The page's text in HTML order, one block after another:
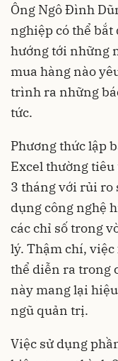
Ông Ngô Đình
nghiệp có thể
hướng tới những
mua hàng nào
trình ra những
tức.
Phương thức lập
Excel thường
3 tháng với rủi ro
dụng công nghệ
các chỉ số trong
lý. Thậm chí,
thể diễn ra trong
này mang lại
ngũ quản trị.
Việc sử dụng